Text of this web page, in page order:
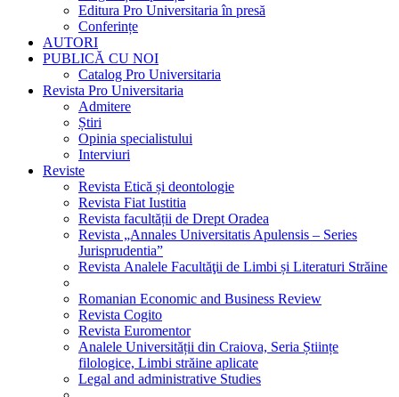
Editura Pro Universitaria în presă
Conferințe
AUTORI
PUBLICĂ CU NOI
Catalog Pro Universitaria
Revista Pro Universitaria
Admitere
Știri
Opinia specialistului
Interviuri
Reviste
Revista Etică și deontologie
Revista Fiat Iustitia
Revista facultății de Drept Oradea
Revista „Annales Universitatis Apulensis – Series
Jurisprudentia”
Revista Analele Facultăţii de Limbi și Literaturi Străine
Romanian Economic and Business Review
Revista Cogito
Revista Euromentor
Analele Universității din Craiova, Seria Științe
filologice, Limbi străine aplicate
Legal and administrative Studies